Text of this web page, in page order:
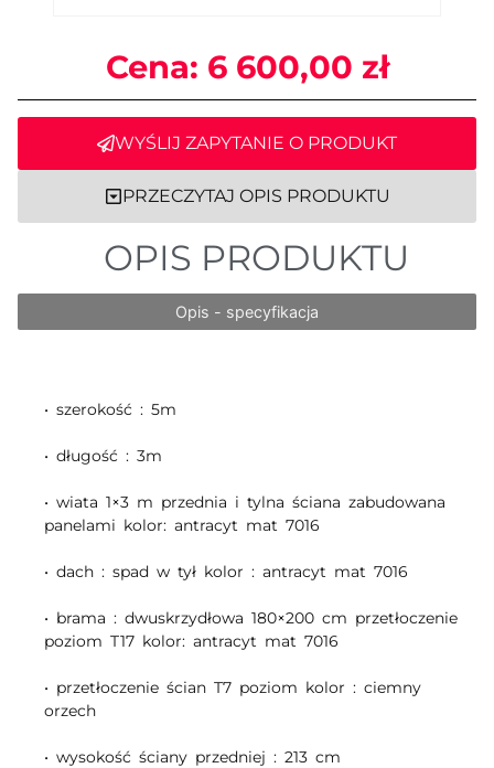
Cena: 6 600,00 zł
WYŚLIJ ZAPYTANIE O PRODUKT
PRZECZYTAJ OPIS PRODUKTU
OPIS PRODUKTU
Opis - specyfikacja
• szerokość : 5m
• długość : 3m
• wiata 1×3 m przednia i tylna ściana zabudowana
panelami kolor: antracyt mat 7016
• dach : spad w tył kolor : antracyt mat 7016
• brama : dwuskrzydłowa 180×200 cm przetłoczenie
poziom T17 kolor: antracyt mat 7016
• przetłoczenie ścian T7 poziom kolor : ciemny
orzech
• wysokość ściany przedniej : 213 cm